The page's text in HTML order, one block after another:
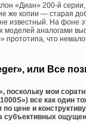
«Диан» 200-й
же копии — старая
известный. На фоне
аналогами
прототипа, что
или Все
поскольку мои
все как один
цене и
субъективных